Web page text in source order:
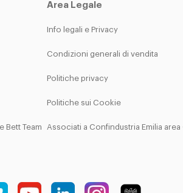
Bett Team
Area Legale
Info legali e Privacy
Condizioni generali di vendita
Politiche privacy
Politiche sui Cookie
Associati a Confindustria Emilia